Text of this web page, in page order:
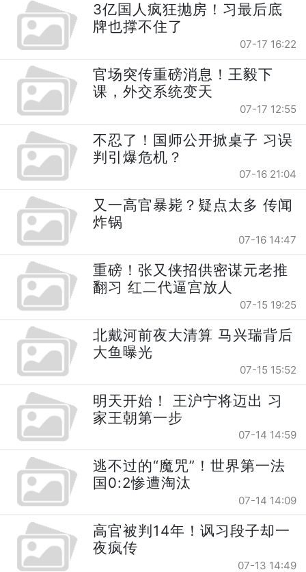
3亿国人疯狂抛房！习最后底
牌也撑不住了
07-17 16:22
官场突传重磅消息！王毅下
课，外交系统变天
07-17 12:55
不忍了！国师公开掀桌子 习误
判引爆危机？
07-16 21:04
又一高官暴毙？疑点太多 传闻
炸锅
07-16 14:47
重磅！张又侠招供密谋元老推
翻习 红二代逼宫放人
07-15 19:25
北戴河前夜大清算 马兴瑞背后
大鱼曝光
07-15 15:52
明天开始！ 王沪宁将迈出 习
家王朝第一步
07-14 14:59
逃不过的“魔咒”！世界第一法
国0:2惨遭淘汰
07-14 14:09
高官被判14年！讽习段子却一
夜疯传
07-13 14:49